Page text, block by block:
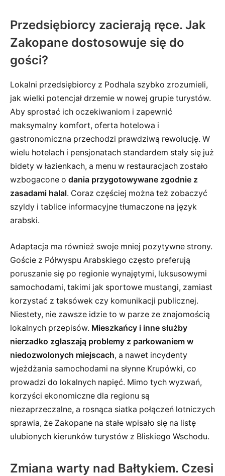
Przedsiębiorcy zacierają ręce. Jak
Zakopane dostosowuje się do
gości?
Lokalni przedsiębiorcy z Podhala szybko zrozumieli,
jak wielki potencjał drzemie w nowej grupie turystów.
Aby sprostać ich oczekiwaniom i zapewnić
maksymalny komfort, oferta hotelowa i
gastronomiczna przechodzi prawdziwą rewolucję. W
wielu hotelach i pensjonatach standardem stały się już
bidety w łazienkach, a menu w restauracjach zostało
wzbogacone o dania przygotowywane zgodnie z
zasadami halal. Coraz częściej można też zobaczyć
szyldy i tablice informacyjne tłumaczone na język
arabski.
Adaptacja ma również swoje mniej pozytywne strony.
Goście z Półwyspu Arabskiego często preferują
poruszanie się po regionie wynajętymi, luksusowymi
samochodami, takimi jak sportowe mustangi, zamiast
korzystać z taksówek czy komunikacji publicznej.
Niestety, nie zawsze idzie to w parze ze znajomością
lokalnych przepisów. Mieszkańcy i inne służby
nierzadko zgłaszają problemy z parkowaniem w
niedozwolonych miejscach, a nawet incydenty
wjeżdżania samochodami na słynne Krupówki, co
prowadzi do lokalnych napięć. Mimo tych wyzwań,
korzyści ekonomiczne dla regionu są
niezaprzeczalne, a rosnąca siatka połączeń lotniczych
sprawia, że Zakopane na stałe wpisało się na listę
ulubionych kierunków turystów z Bliskiego Wschodu.
Zmiana warty nad Bałtykiem. Czesi